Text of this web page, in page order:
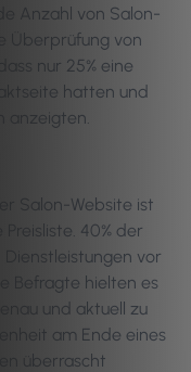
Anzahl von Salon-
Überprüfung von
nur 25% eine
hatten und
anzeigten.
Salon-Website ist
40% der
vor
Befragte hielten es
und aktuell zu
am Ende eines
überrascht